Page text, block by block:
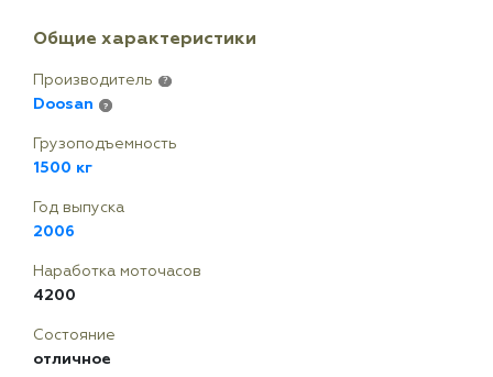
Общие характеристики
Производитель ?
Doosan ?
Грузоподъемность
1500 кг
Год выпуска
2006
Наработка моточасов
4200
Состояние
отличное